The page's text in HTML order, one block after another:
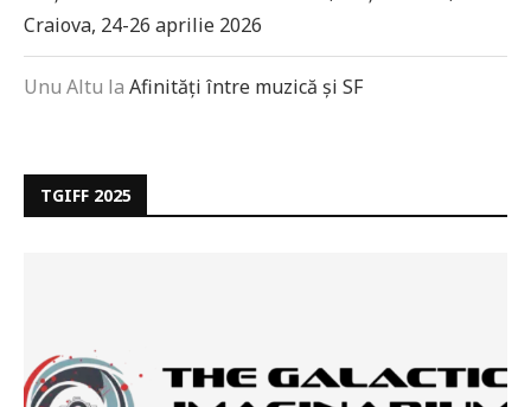
Craiova, 24-26 aprilie 2026
Unu Altu la Afinități între muzică și SF
TGIFF 2025